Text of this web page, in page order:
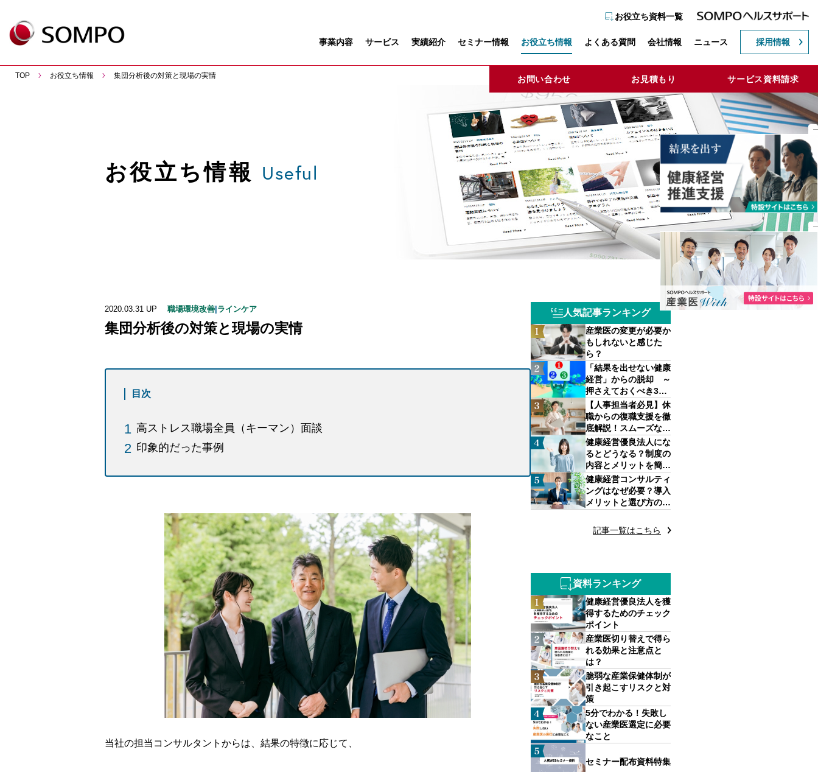
お役立ち資料一覧
事業内容 サービス 実績紹介 セミナー情報 お役立ち情報 よくある質問 会社情報 ニュース 採用情報
TOP お役立ち情報 集団分析後の対策と現場の実情
お役立ち情報 Useful
2020.03.31 UP 職場環境改善 ラインケア
集団分析後の対策と現場の実情
目次
高ストレス職場全員（キーマン）面談
印象的だった事例
当社の担当コンサルタントからは、結果の特徴に応じて、
人気記事ランキング
産業医の変更が必要か
もしれないと感じた
ら？
「結果を出せない健康
経営」からの脱却 ～
押さえておくべき3つ
のポイント～
【人事担当者必見】休
職からの復職支援を徹
底解説！スムーズな職
場復帰と再休職防止の
ポイント
健康経営優良法人にな
るとどうなる？制度の
内容とメリットを簡単
に解説
健康経営コンサルティ
ングはなぜ必要？導入
メリットと選び方のポ
記事一覧はこちら
資料ランキング
健康経営優良法人を獲
得するためのチェック
ポイント
産業医切り替えで得ら
れる効果と注意点と
は？
脆弱な産業保健体制が
引き起こすリスクと対
策
5分でわかる！失敗し
ない産業医選定に必要
なこと
セミナー配布資料特集
Close
Close
お問い合わせ お見積もり サービス資料請求